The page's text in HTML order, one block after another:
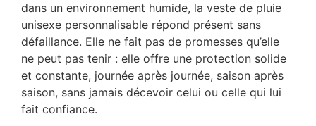
dans un environnement humide, la veste de pluie
unisexe personnalisable répond présent sans
défaillance. Elle ne fait pas de promesses qu’elle
ne peut pas tenir : elle offre une protection solide
et constante, journée après journée, saison après
saison, sans jamais décevoir celui ou celle qui lui
fait confiance.